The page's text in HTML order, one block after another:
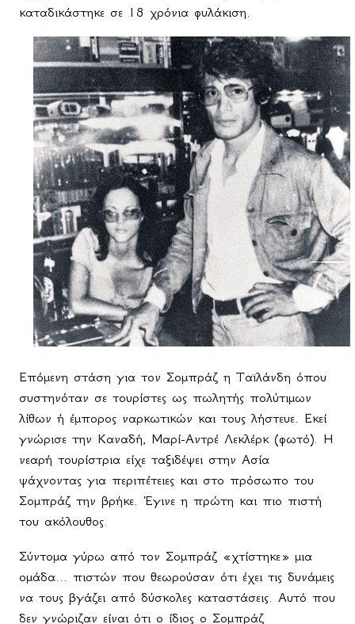
καταδικάστηκε σε 18 χρόνια φυλάκιση.
Επόμενη στάση για τον Σομπράζ η Ταϊλάνδη όπου
συστηνόταν σε τουρίστες ως πωλητής πολύτιμων
λίθων ή έμπορος ναρκωτικών και τους λήστευε. Εκεί
γνώρισε την Καναδή, Μαρί-Αντρέ Λεκλέρκ (φωτό). Η
νεαρή τουρίστρια είχε ταξιδέψει στην Ασία
ψάχνοντας για περιπέτειες και στο πρόσωπο του
Σομπράζ την βρήκε. Έγινε η πρώτη και πιο πιστή
του ακόλουθος.
Σύντομα γύρω από τον Σομπράζ «χτίστηκε» μια
ομάδα... πιστών που θεωρούσαν ότι έχει τις δυνάμεις
να τους βγάζει από δύσκολες καταστάσεις. Αυτό που
δεν γνώριζαν είναι ότι ο ίδιος ο Σομπράζ